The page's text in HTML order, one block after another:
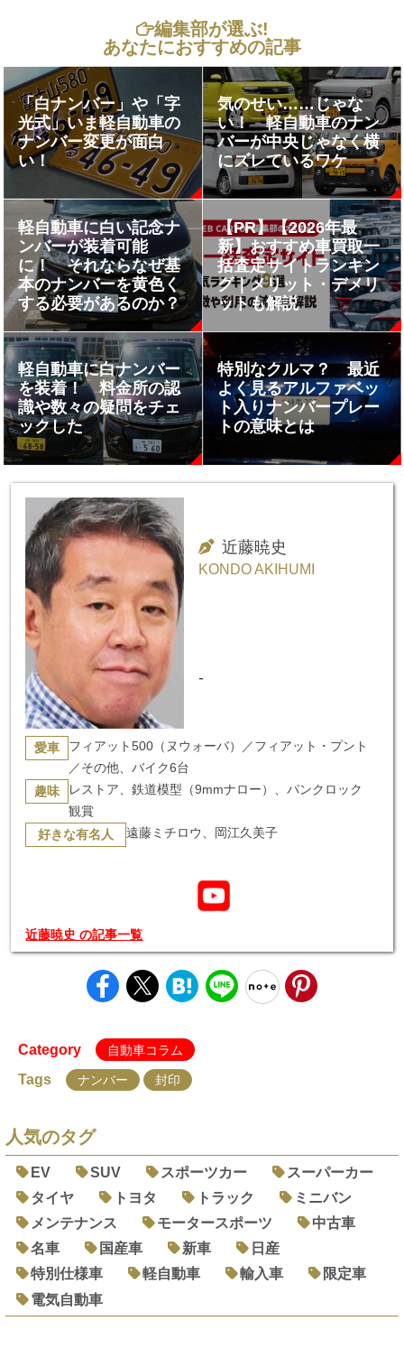
編集部が選ぶ!
あなたにおすすめの記事
「白ナンバー」や「字
光式」いま軽自動車の
ナンバー変更が面白
い！
気のせい……じゃな
い！ 軽自動車のナン
バーが中央じゃなく横
にズレているワケ
軽自動車に白い記念ナ
ンバーが装着可能
に！ それならなぜ基
本のナンバーを黄色く
する必要があるのか？
【PR】【2026年最
新】おすすめ車買取一
括査定サイトランキン
グ｜メリット・デメリ
ットも解説
軽自動車に白ナンバー
を装着！ 料金所の認
識や数々の疑問をチェ
ックした
特別なクルマ？ 最近
よく見るアルファベッ
ト入りナンバープレー
トの意味とは
近藤暁史
KONDO AKIHUMI
-
愛車
フィアット500（ヌウォーバ）／フィアット・プント
／その他、バイク6台
趣味
レストア、鉄道模型（9mmナロー）、パンクロック
観賞
好きな有名人 遠藤ミチロウ、岡江久美子
近藤暁史 の記事一覧
Category 自動車コラム
Tags ナンバー 封印
人気のタグ
EV SUV スポーツカー
スーパーカー
タイヤ
トヨタ トラック
ミニバン
メンテナンス
モータースポーツ
中古車
名車
国産車 新車
日産
特別仕様車
軽自動車 輸入車
限定車
電気自動車